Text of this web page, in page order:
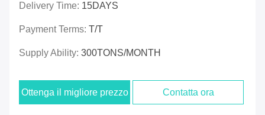
Delivery Time: 15DAYS
Payment Terms: T/T
Supply Ability: 300TONS/MONTH
Ottenga il migliore prezzo Contatta ora